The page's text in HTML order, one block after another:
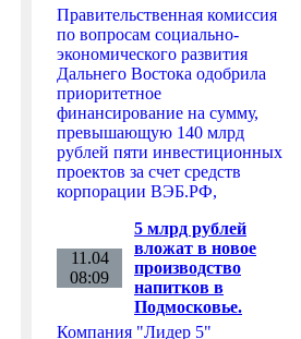
Правительственная комиссия
по вопросам социально-
экономического развития
Дальнего Востока одобрила
приоритетное
финансирование на сумму,
превышающую 140 млрд
рублей пяти инвестиционных
проектов за счет средств
корпорации ВЭБ.РФ,
11.04
08:09
5 млрд рублей
вложат в новое
производство
напитков в
Подмосковье.
Компания "Лидер 5"